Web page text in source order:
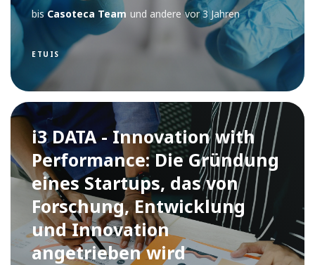
bisCasoteca Team und andere vor 3 Jahren
ETUIS
i3 DATA - Innovation with
Performance: Die Gründung
eines Startups, das von
Forschung, Entwicklung
und Innovation
angetrieben wird